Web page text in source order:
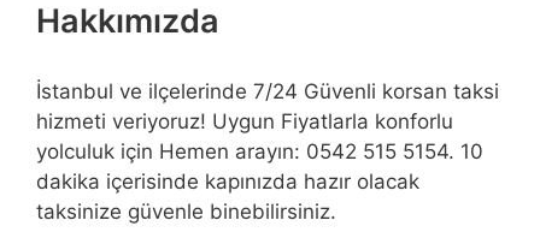
Hakkımızda
İstanbul ve ilçelerinde 7/24 Güvenli korsan taksi
hizmeti veriyoruz! Uygun Fiyatlarla konforlu
yolculuk için Hemen arayın: 0542 515 5154. 10
dakika içerisinde kapınızda hazır olacak
taksinize güvenle binebilirsiniz.